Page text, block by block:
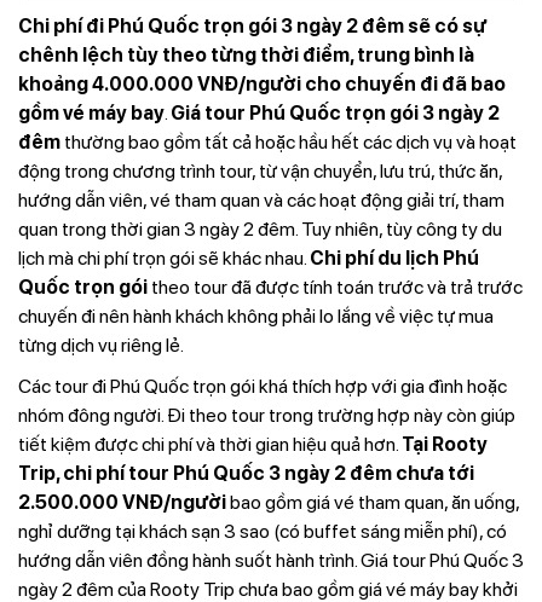
Chi phí đi Phú Quốc trọn gói 3 ngày 2 đêm sẽ có sự
chênh lệch tùy theo từng thời điểm, trung bình là
khoảng 4.000.000 VNĐ/người cho chuyến đi đã bao
gồm vé máy bay Giá tour Phú Quốc trọn gói 3 ngày 2
đêm thường bao gồm tất cả hoặc hầu hết các dịch vụ và hoạt
động trong chương trình tour, từ vận chuyển, lưu trú, thức ăn,
hướng dẫn viên, vé tham quan và các hoạt động giải trí, tham
quan trong thời gian 3 ngày 2 đêm. Tuy nhiên, tùy công ty du
lịch mà chi phí trọn gói sẽ khác nhau. Chi phí du lịch Phú
Quốc trọn gói theo tour đã được tính toán trước và trả trước
chuyến đi nên hành khách không phải lo lắng về việc tự mua
từng dịch vụ riêng lẻ.
Các tour đi Phú Quốc trọn gói khá thích hợp với gia đình hoặc
nhóm đông người. Đi theo tour trong trường hợp này còn giúp
tiết kiệm được chi phí và thời gian hiệu quả hơn. Tại Rooty
Trip, chi phí tour Phú Quốc 3 ngày 2 đêm chưa tới
2.500.000 VNĐ/ngườibao gồm giá vé tham quan, ăn uống,
nghỉ dưỡng tại khách sạn 3 sao (có buffet sáng miễn phí), có
hướng dẫn viên đồng hành suốt hành trình. Giá tour Phú Quốc 3
ngày 2 đêm của Rooty Trip chưa bao gồm giá vé máy bay khởi